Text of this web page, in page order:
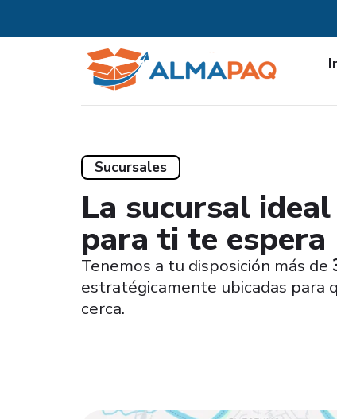
Sucursales
La sucursal ideal
para ti te espera
Tenemos a tu disposición más de
estratégicamente ubicadas para
cerca.